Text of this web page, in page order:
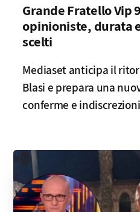
Grande Fratello Vip
opinioniste, durata
scelti
Mediaset anticipa il
Blasi e prepara una
conferme e